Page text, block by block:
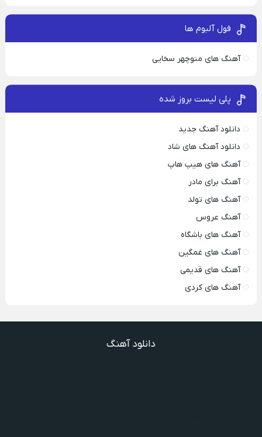
فول آلبوم ها
آهنگ های منوچهر سخایی
پلی لیست بروز شده
دانلود آهنگ جدید
دانلود آهنگ های شاد
آهنگ های هیپ هاپ
آهنگ برای مادر
آهنگ های تولد
آهنگ عروس
آهنگ های باشگاه
آهنگ های غمگین
آهنگ های قدیمی
آهنگ های کردی
دانلود آهنگ